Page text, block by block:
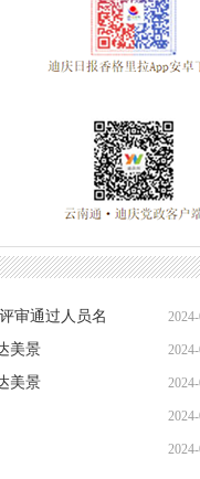
审通过人员名
美景
美景